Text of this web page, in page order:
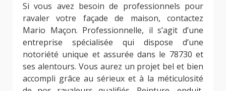
Si vous avez besoin de professionnels pour
ravaler votre façade de maison, contactez
Mario Maçon. Professionnelle, il s’agit d’une
entreprise spécialisée qui dispose d’une
notoriété unique et assurée dans le 78730 et
ses alentours. Vous aurez un projet bel et bien
accompli grâce au sérieux et à la méticulosité